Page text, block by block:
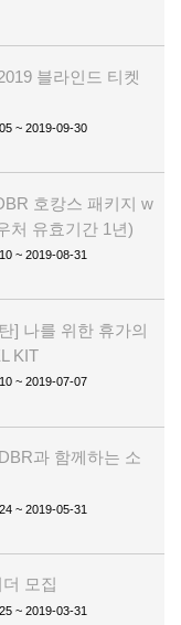
블라인드 티켓
~ 2019-09-30
호캉스 패키지 w
처 유효기간 1년)
~ 2019-08-31
] 나를 위한 휴가의
KIT
~ 2019-07-07
과 함께하는 소
~ 2019-05-31
모집
~ 2019-03-31